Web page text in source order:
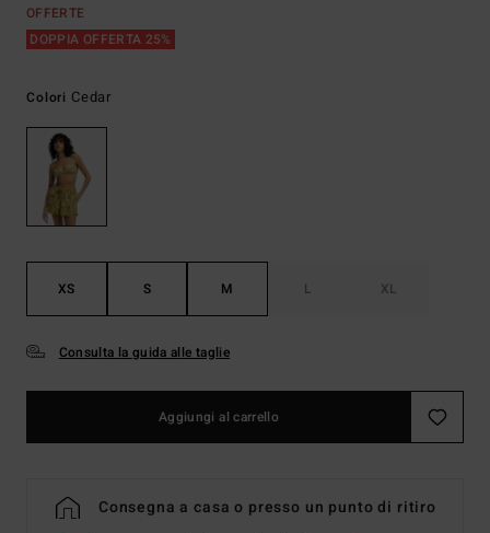
OFFERTE
DOPPIA OFFERTA 25%
Colori Cedar
XS S M L XL
Consulta la guida alle taglie
Aggiungi al carrello
Consegna a casa o presso un punto di ritiro